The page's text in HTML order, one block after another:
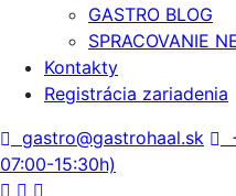
GASTRO BLOG
SPRACOVANIE
Kontakty
Registrácia zariadenia
gastro@gastrohaal.sk
07:00-15:30h)